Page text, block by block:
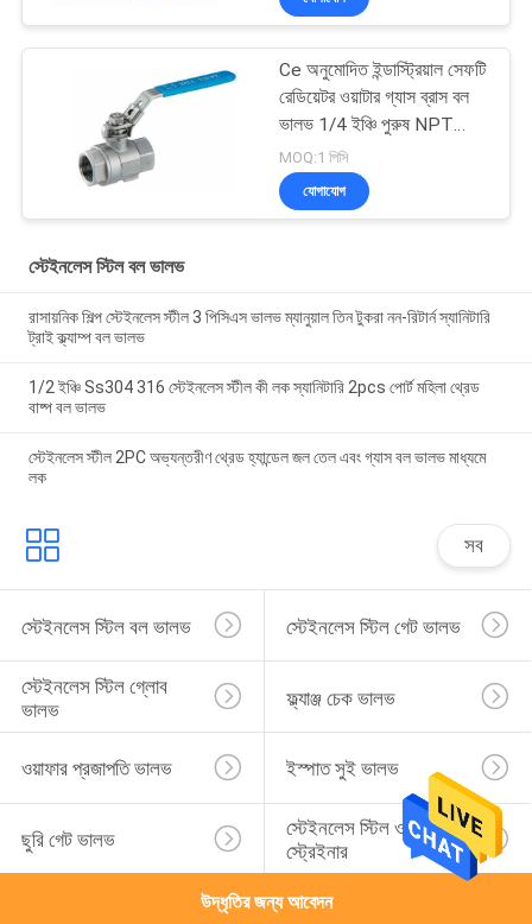
Ce অনুমোদিত ইন্ডাস্ট্রিয়াল সেফটি
রেডিয়েটর ওয়াটার গ্যাস ব্রাস বল
ভালভ 1/4 ইঞ্চি পুরুষ NPT
লিভার শাট অফ ভালভ
MOQ:1 পিসি
যোগাযোগ
স্টেইনলেস স্টিল বল ভালভ
রাসায়নিক শিল্প স্টেইনলেস স্টীল 3 পিসিএস ভালভ ম্যানুয়াল তিন টুকরা নন-রিটার্ন স্যানিটারি
ট্রাই ক্ল্যাম্প বল ভালভ
1/2 ইঞ্চি Ss304 316 স্টেইনলেস স্টীল কী লক স্যানিটারি 2pcs পোর্ট মহিলা থ্রেড
বাষ্প বল ভালভ
স্টেইনলেস স্টীল 2PC অভ্যন্তরীণ থ্রেড হ্যান্ডেল জল তেল এবং গ্যাস বল ভালভ মাধ্যমে
লক
সব
স্টেইনলেস স্টিল বল ভালভ স্টেইনলেস স্টিল গেট ভালভ
স্টেইনলেস স্টিল গ্লোব
ভালভ
ফ্ল্যাঞ্জ চেক ভালভ
ওয়াফার প্রজাপতি ভালভ ইস্পাত সুই ভালভ
ছুরি গেট ভালভ
স্টেইনলেস স্টিল ওয়াই
স্ট্রেইনার
উদ্ধৃতির জন্য আবেদন